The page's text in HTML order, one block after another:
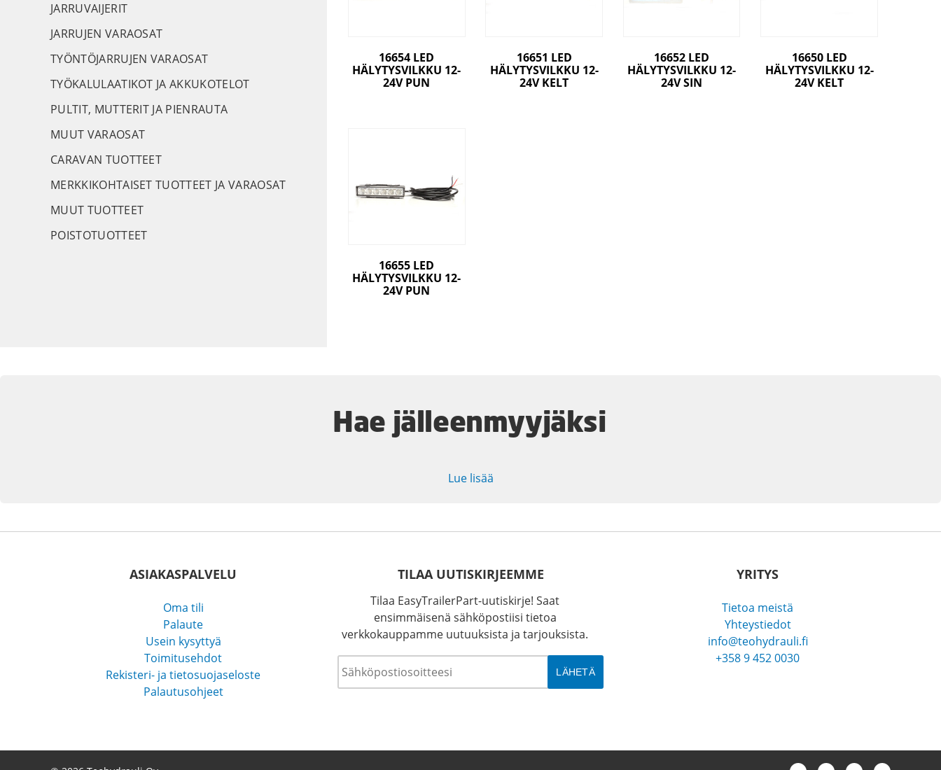
16654 LED
HÄLYTYSVILKKU 12-
24V PUN
16651 LED
HÄLYTYSVILKKU 12-
24V KELT
16652 LED
HÄLYTYSVILKKU 12-
24V SIN
16650 LED
HÄLYTYSVILKKU 12-
24V KELT
16655 LED
HÄLYTYSVILKKU 12-
24V PUN
JARRUVAIJERIT
JARRUJEN VARAOSAT
TYÖNTÖJARRUJEN VARAOSAT
TYÖKALULAATIKOT JA AKKUKOTELOT
PULTIT, MUTTERIT JA PIENRAUTA
MUUT VARAOSAT
CARAVAN TUOTTEET
MERKKIKOHTAISET TUOTTEET JA VARAOSAT
MUUT TUOTTEET
POISTOTUOTTEET
Hae jälleenmyyjäksi
Lue lisää
ASIAKASPALVELU
Oma tili
Palaute
Usein kysyttyä
Toimitusehdot
Rekisteri- ja tietosuojaseloste
Palautusohjeet
YRITYS
Tietoa meistä
Yhteystiedot
info@teohydrauli.fi
+358 9 452 0030
TILAA UUTISKIRJEEMME
Tilaa EasyTrailerPart-uutiskirje! Saat
ensimmäisenä sähköpostiisi tietoa
verkkokauppamme uutuuksista ja tarjouksista.